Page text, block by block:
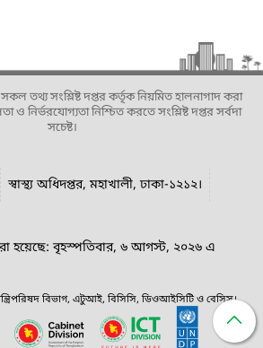
তথ্য সংশ্লিষ্ট দপ্তর কর্তৃক নিয়মিত হালনাগাদ করা
ও নির্ভরযোগ্যতা নিশ্চিত করতে সংশ্লিষ্ট দপ্তর সর্বদা
সচেষ্ট।
স্বাস্থ্য অধিদপ্তর, মহাখালী, ঢাকা-১২১২।
হয়েছে: বৃহস্পতিবার, ৬ আগস্ট, ২০২৬ এ
বিভাগ, এটুআই, বিসিসি, ডিওআইসিটি ও বেসিস।